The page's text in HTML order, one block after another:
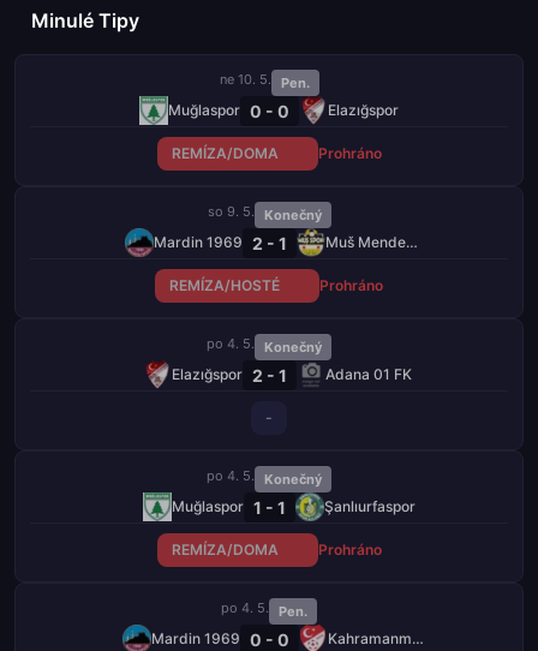
Minulé Tipy
ne 10. 5. Pen.
Muğlaspor 0 - 0 Elazığspor
REMÍZA/DOMA Prohráno
so 9. 5. Konečný
Mardin 1969 2 - 1 Muš Menderespor
REMÍZA/HOSTÉ Prohráno
po 4. 5. Konečný
Elazığspor 2 - 1 Adana 01 FK
-
po 4. 5. Konečný
Muğlaspor 1 - 1 Şanlıurfaspor
REMÍZA/DOMA Prohráno
po 4. 5. Pen.
Mardin 1969 0 - 0 Kahramanmaraş İstiklalspor